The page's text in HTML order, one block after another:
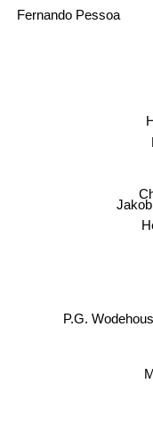
Fernando Pessoa
P.G.